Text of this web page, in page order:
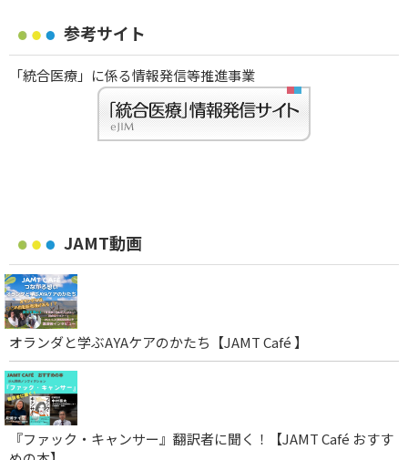
参考サイト
「統合医療」に係る情報発信等推進事業
JAMT動画
オランダと学ぶAYAケアのかたち【JAMT Café 】
『ファック・キャンサー』翻訳者に聞く！【JAMT Café おすす